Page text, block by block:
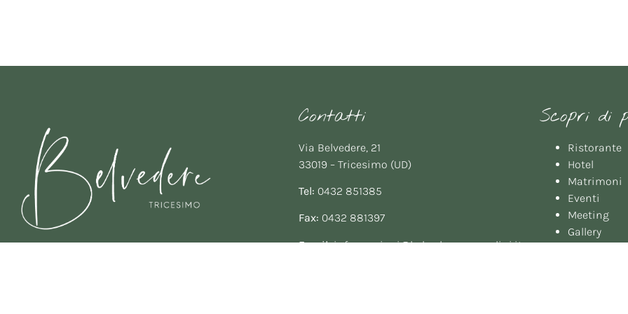
Contatti
Via Belvedere, 21
33019 – Tricesimo (UD)
Tel: 0432 851385
Fax: 0432 881397
Email: informazioni@belvederemorandini.it
Scopri di
Ristorante
Hotel
Matrimoni
Eventi
Meeting
Gallery